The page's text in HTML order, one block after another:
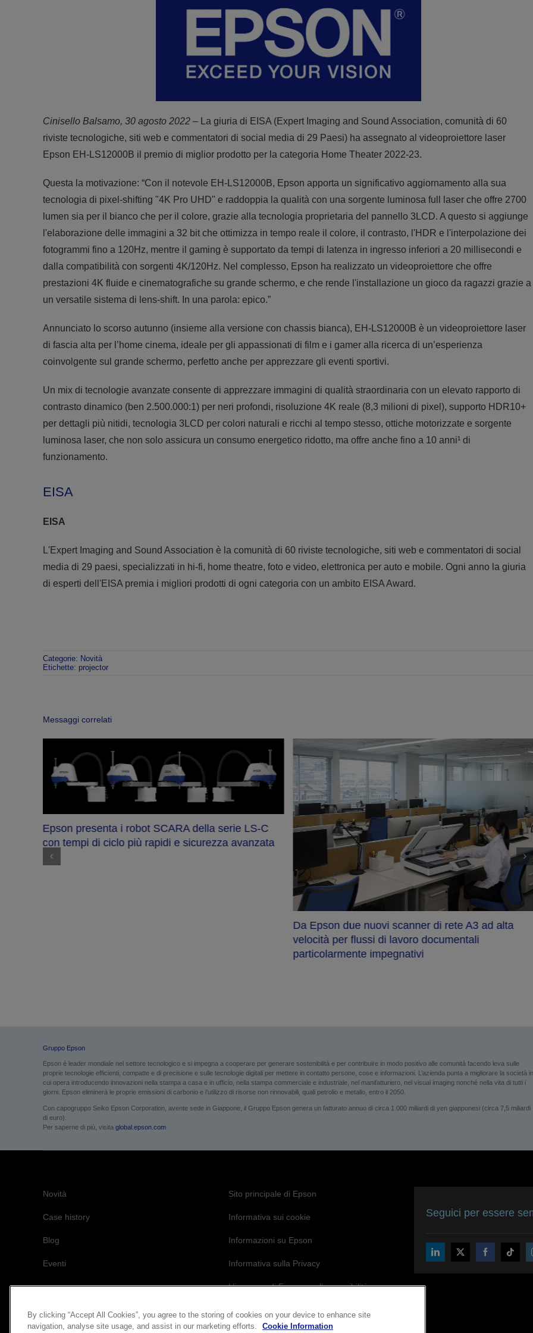
Cinisello Balsamo, 30 agosto 2022– La giuria di EISA (Expert Imaging and Sound Association, comunità di 60
riviste tecnologiche, siti web e commentatori di social media di 29 Paesi) ha assegnato al videoproiettore laser
Epson EH-LS12000B il premio di miglior prodotto per la categoria Home Theater 2022-23.
Questa la motivazione: “Con il notevole EH-LS12000B, Epson apporta un significativo aggiornamento alla sua
tecnologia di pixel-shifting "4K Pro UHD" e raddoppia la qualità con una sorgente luminosa full laser che offre 2700
lumen sia per il bianco che per il colore, grazie alla tecnologia proprietaria del pannello 3LCD. A questo si aggiunge
l'elaborazione delle immagini a 32 bit che ottimizza in tempo reale il colore, il contrasto, l'HDR e l'interpolazione dei
fotogrammi fino a 120Hz, mentre il gaming è supportato da tempi di latenza in ingresso inferiori a 20 millisecondi e
dalla compatibilità con sorgenti 4K/120Hz. Nel complesso, Epson ha realizzato un videoproiettore che offre
prestazioni 4K fluide e cinematografiche su grande schermo, e che rende l'installazione un gioco da ragazzi grazie a
un versatile sistema di lens-shift. In una parola: epico.”
Annunciato lo scorso autunno (insieme alla versione con chassis bianca), EH-LS12000B è un videoproiettore laser
di fascia alta per l’home cinema, ideale per gli appassionati di film e i gamer alla ricerca di un’esperienza
coinvolgente sul grande schermo, perfetto anche per apprezzare gli eventi sportivi.
Un mix di tecnologie avanzate consente di apprezzare immagini di qualità straordinaria con un elevato rapporto di
contrasto dinamico (ben 2.500.000:1) per neri profondi, risoluzione 4K reale (8,3 milioni di pixel), supporto HDR10+
per dettagli più nitidi, tecnologia 3LCD per colori naturali e ricchi al tempo stesso, ottiche motorizzate e sorgente
luminosa laser, che non solo assicura un consumo energetico ridotto, ma offre anche fino a 10 anni¹ di
funzionamento.
EISA
EISA
L'Expert Imaging and Sound Association è la comunità di 60 riviste tecnologiche, siti web e commentatori di social
media di 29 paesi, specializzati in hi-fi, home theatre, foto e video, elettronica per auto e mobile. Ogni anno la giuria
di esperti dell'EISA premia i migliori prodotti di ogni categoria con un ambito EISA Award.
Categorie: Novità
Etichette: projector
Messaggi correlati
Epson presenta i robot SCARA della serie LS-C
con tempi di ciclo più rapidi e sicurezza avanzata
Da Epson due nuovi scanner di rete A3 ad alta
velocità per flussi di lavoro documentali
particolarmente impegnativi
Gruppo Epson
Epson è leader mondiale nel settore tecnologico e si impegna a cooperare per generare sostenibilità e per contribuire in modo positivo alle comunità facendo leva sulle
proprie tecnologie efficienti, compatte e di precisione e sulle tecnologie digitali per mettere in contatto persone, cose e informazioni. L’azienda punta a migliorare la società in
cui opera introducendo innovazioni nella stampa a casa e in ufficio, nella stampa commerciale e industriale, nel manifatturiero, nel visual imaging nonché nella vita di tutti i
giorni. Epson eliminerà le proprie emissioni di carbonio e l’utilizzo di risorse non rinnovabili, quali petrolio e metallo, entro il 2050.
Con capogruppo Seiko Epson Corporation, avente sede in Giappone, il Gruppo Epson genera un fatturato annuo di circa 1.000 miliardi di yen giapponesi (circa 7,5 miliardi
di euro).
Per saperne di più, visita global.epson.com
Novità
Case history
Blog
Eventi
Sito principale di Epson
Informativa sui cookie
Informazioni su Epson
Informativa sulla Privacy
L’impegno di Epson per l’accessibilità
Seguici per essere
By clicking “Accept All Cookies”, you agree to the storing of cookies on your device to enhance site
navigation, analyse site usage, and assist in our marketing efforts.
Cookie Information